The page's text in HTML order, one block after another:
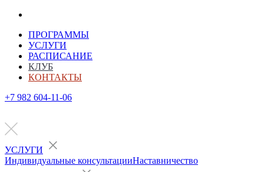
ПРОГРАММЫ
УСЛУГИ
РАСПИСАНИЕ
КЛУБ
КОНТАКТЫ
+7 982 604-11-06
УСЛУГИ
Индивидуальные консультацииНаставничество